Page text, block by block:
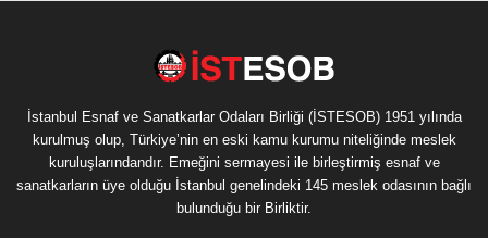
İstanbul Esnaf ve Sanatkarlar Odaları Birliği (İSTESOB) 1951 yılında
kurulmuş olup, Türkiye’nin en eski kamu kurumu niteliğinde meslek
kuruluşlarındandır. Emeğini sermayesi ile birleştirmiş esnaf ve
sanatkarların üye olduğu İstanbul genelindeki 145 meslek odasının bağlı
bulunduğu bir Birliktir.